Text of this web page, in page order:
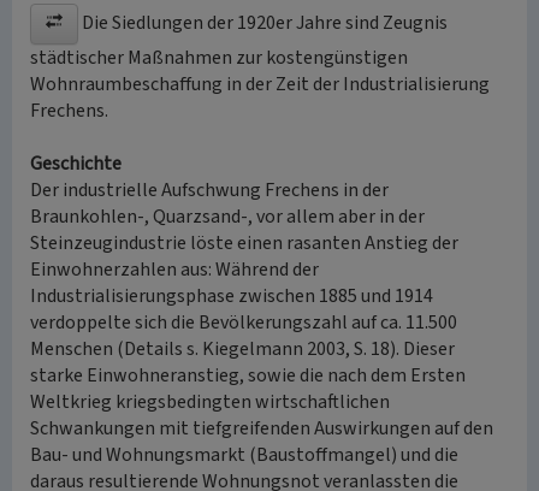
Die Siedlungen der 1920er Jahre sind Zeugnis
städtischer Maßnahmen zur kostengünstigen
Wohnraumbeschaffung in der Zeit der Industrialisierung
Frechens.
Geschichte
Der industrielle Aufschwung Frechens in der
Braunkohlen-, Quarzsand-, vor allem aber in der
Steinzeugindustrie löste einen rasanten Anstieg der
Einwohnerzahlen aus: Während der
Industrialisierungsphase zwischen 1885 und 1914
verdoppelte sich die Bevölkerungszahl auf ca. 11.500
Menschen (Details s. Kiegelmann 2003, S. 18). Dieser
starke Einwohneranstieg, sowie die nach dem Ersten
Weltkrieg kriegsbedingten wirtschaftlichen
Schwankungen mit tiefgreifenden Auswirkungen auf den
Bau- und Wohnungsmarkt (Baustoffmangel) und die
daraus resultierende Wohnungsnot veranlassten die